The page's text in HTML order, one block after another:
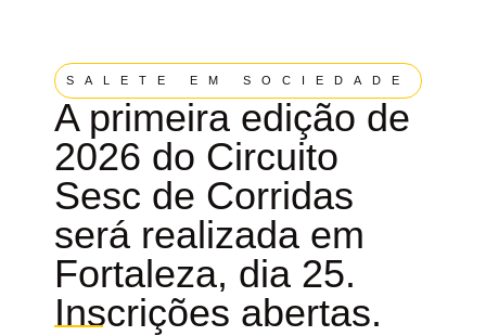
SALETE EM SOCIEDADE
A primeira edição de
2026 do Circuito
Sesc de Corridas
será realizada em
Fortaleza, dia 25.
Inscrições abertas.